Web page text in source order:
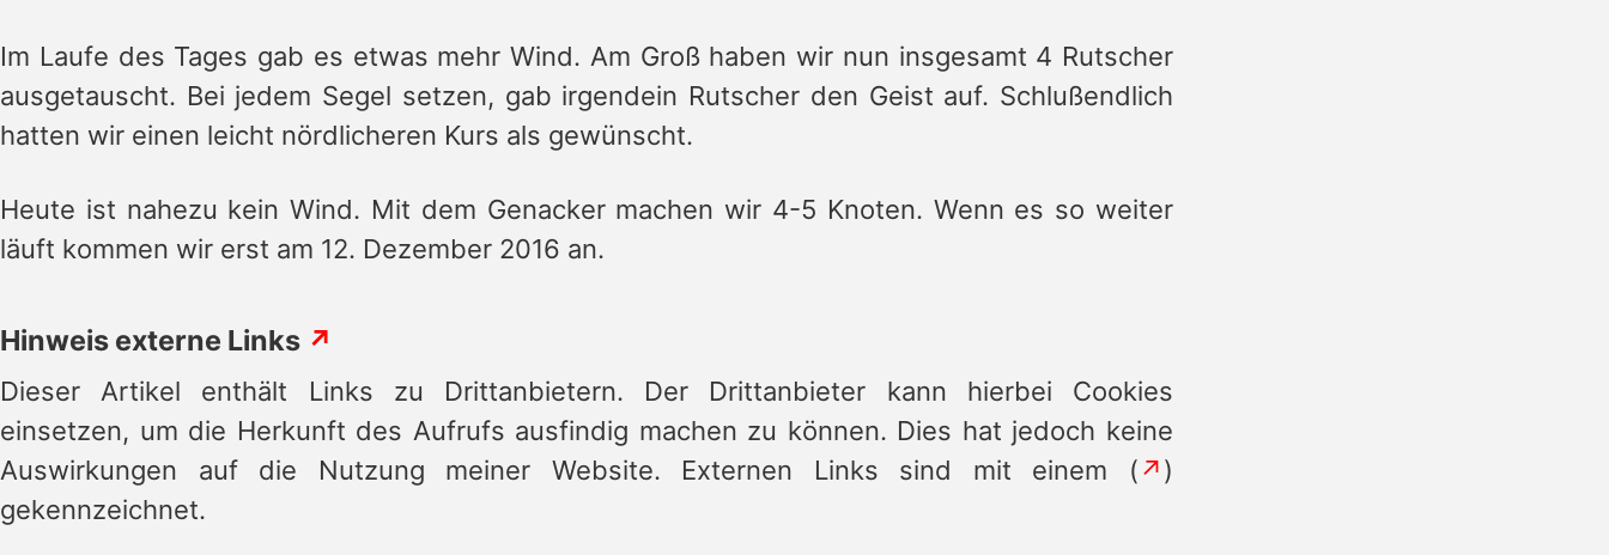
Im Laufe des Tages gab es etwas mehr Wind. Am Groß haben wir nun insgesamt 4 Rutscher
ausgetauscht. Bei jedem Segel setzen, gab irgendein Rutscher den Geist auf. Schlußendlich
hatten wir einen leicht nördlicheren Kurs als gewünscht.
Heute ist nahezu kein Wind. Mit dem Genacker machen wir 4-5 Knoten. Wenn es so weiter
läuft kommen wir erst am 12. Dezember 2016 an.
Hinweis externe Links ↗
Dieser Artikel enthält Links zu Drittanbietern. Der Drittanbieter kann hierbei Cookies
einsetzen, um die Herkunft des Aufrufs ausfindig machen zu können. Dies hat jedoch keine
Auswirkungen auf die Nutzung meiner Website. Externen Links sind mit einem (↗)
gekennzeichnet.